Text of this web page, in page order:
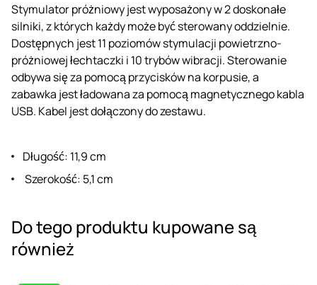
Stymulator próżniowy jest wyposażony w 2 doskonałe
silniki, z których każdy może być sterowany oddzielnie.
Dostępnych jest 11 poziomów stymulacji powietrzno-
próżniowej łechtaczki i 10 trybów wibracji. Sterowanie
odbywa się za pomocą przycisków na korpusie, a
zabawka jest ładowana za pomocą magnetycznego kabla
USB. Kabel jest dołączony do zestawu.
Długość: 11,9 cm
Szerokość: 5,1 cm
Do tego produktu kupowane są
również